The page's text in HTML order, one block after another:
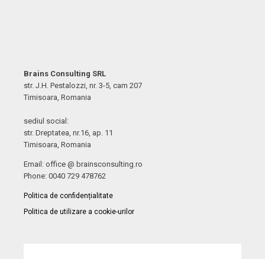
Brains Consulting SRL
str. J.H. Pestalozzi, nr. 3-5, cam 207
Timisoara, Romania
sediul social:
str. Dreptatea, nr.16, ap. 11
Timisoara, Romania
Email: office @ brainsconsulting.ro
Phone: 0040 729 478762
Politica de confidențialitate
Politica de utilizare a cookie-urilor